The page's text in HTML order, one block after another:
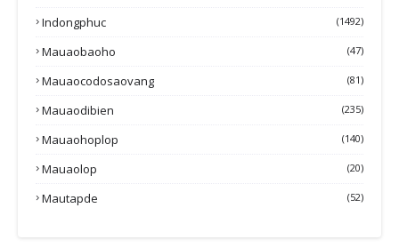
Indongphuc (1492)
Mauaobaoho (47)
Mauaocodosaovang (81)
Mauaodibien (235)
Mauaohoplop (140)
Mauaolop (20)
Mautapde (52)